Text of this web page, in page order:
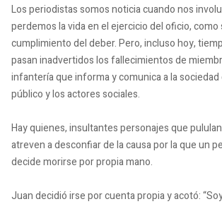
Los periodistas somos noticia cuando nos
perdemos la vida en el ejercicio del oficio, como
cumplimiento del deber.Pero, incluso hoy,
pasan inadvertidos los fallecimientos de
infantería que informa y comunica a la
público y los actores sociales.
Hay quienes, insultantes personajes que
atreven a desconfiar de la causa por la que un
decide morirse por propia mano.
Juan decidió irse por cuenta propia y acotó: